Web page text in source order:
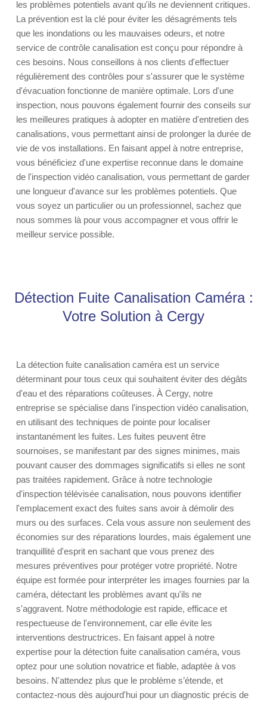
les problèmes potentiels avant qu'ils ne deviennent critiques.
La prévention est la clé pour éviter les désagréments tels
que les inondations ou les mauvaises odeurs, et notre
service de contrôle canalisation est conçu pour répondre à
ces besoins. Nous conseillons à nos clients d'effectuer
régulièrement des contrôles pour s'assurer que le système
d'évacuation fonctionne de manière optimale. Lors d'une
inspection, nous pouvons également fournir des conseils sur
les meilleures pratiques à adopter en matière d'entretien des
canalisations, vous permettant ainsi de prolonger la durée de
vie de vos installations. En faisant appel à notre entreprise,
vous bénéficiez d'une expertise reconnue dans le domaine
de l'inspection vidéo canalisation, vous permettant de garder
une longueur d'avance sur les problèmes potentiels. Que
vous soyez un particulier ou un professionnel, sachez que
nous sommes là pour vous accompagner et vous offrir le
meilleur service possible.
Détection Fuite Canalisation Caméra :
Votre Solution à Cergy
La détection fuite canalisation caméra est un service
déterminant pour tous ceux qui souhaitent éviter des dégâts
d'eau et des réparations coûteuses. À Cergy, notre
entreprise se spécialise dans l'inspection vidéo canalisation,
en utilisant des techniques de pointe pour localiser
instantanément les fuites. Les fuites peuvent être
sournoises, se manifestant par des signes minimes, mais
pouvant causer des dommages significatifs si elles ne sont
pas traitées rapidement. Grâce à notre technologie
d'inspection télévisée canalisation, nous pouvons identifier
l'emplacement exact des fuites sans avoir à démolir des
murs ou des surfaces. Cela vous assure non seulement des
économies sur des réparations lourdes, mais également une
tranquillité d'esprit en sachant que vous prenez des
mesures préventives pour protéger votre propriété. Notre
équipe est formée pour interpréter les images fournies par la
caméra, détectant les problèmes avant qu'ils ne
s'aggravent. Notre méthodologie est rapide, efficace et
respectueuse de l'environnement, car elle évite les
interventions destructrices. En faisant appel à notre
expertise pour la détection fuite canalisation caméra, vous
optez pour une solution novatrice et fiable, adaptée à vos
besoins. N'attendez plus que le problème s’étende, et
contactez-nous dès aujourd'hui pour un diagnostic précis de